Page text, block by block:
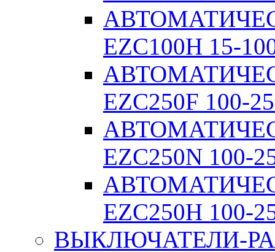
EZC100H 15-
EZC250F 100-
EZC250N 100-
EZC250H 100-
ВЫКЛЮЧАТЕЛИ-